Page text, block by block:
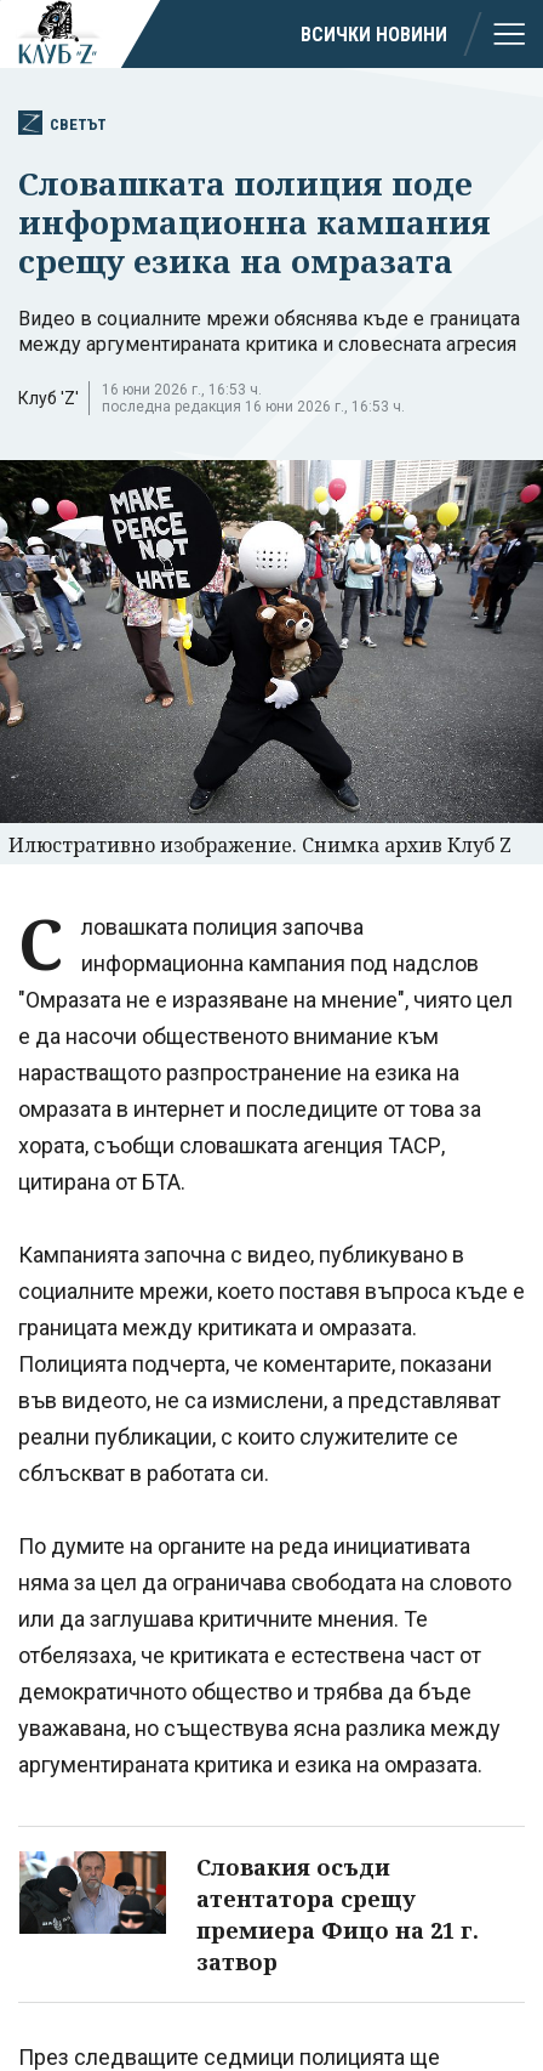
ВСИЧКИ НОВИНИ
СВЕТЪТ
Словашката полиция поде
информационна кампания
срещу езика на омразата
Видео в социалните мрежи обяснява къде е границата
между аргументираната критика и словесната агресия
Клуб 'Z'
16 юни 2026 г., 16:53 ч.
последна редакция 16 юни 2026 г., 16:53 ч.
Илюстративно изображение. Снимка архив Клуб Z
С
ловашката полиция започва
информационна кампания под надслов
"Омразата не е изразяване на мнение", чиято цел
е да насочи общественото внимание към
нарастващото разпространение на езика на
омразата в интернет и последиците от това за
хората, съобщи словашката агенция ТАСР,
цитирана от БТА.
Кампанията започна с видео, публикувано в
социалните мрежи, което поставя въпроса къде е
границата между критиката и омразата.
Полицията подчерта, че коментарите, показани
във видеото, не са измислени, а представляват
реални публикации, с които служителите се
сблъскват в работата си.
По думите на органите на реда инициативата
няма за цел да ограничава свободата на словото
или да заглушава критичните мнения. Те
отбелязаха, че критиката е естествена част от
демократичното общество и трябва да бъде
уважавана, но съществува ясна разлика между
аргументираната критика и езика на омразата.
Словакия осъди
атентатора срещу
премиера Фицо на 21 г.
затвор
През следващите седмици полицията ще